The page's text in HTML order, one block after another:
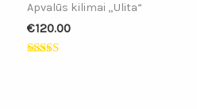
Apvalūs kilimai „Ulita“
€120.00